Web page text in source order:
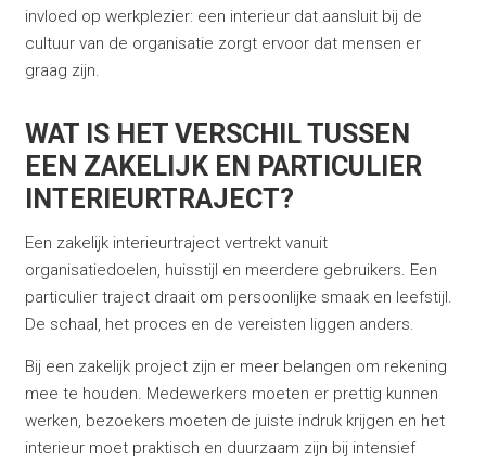
invloed op werkplezier: een interieur dat aansluit bij de
cultuur van de organisatie zorgt ervoor dat mensen er
graag zijn.
WAT IS HET VERSCHIL TUSSEN
EEN ZAKELIJK EN PARTICULIER
INTERIEURTRAJECT?
Een zakelijk interieurtraject vertrekt vanuit
organisatiedoelen, huisstijl en meerdere gebruikers. Een
particulier traject draait om persoonlijke smaak en leefstijl.
De schaal, het proces en de vereisten liggen anders.
Bij een zakelijk project zijn er meer belangen om rekening
mee te houden. Medewerkers moeten er prettig kunnen
werken, bezoekers moeten de juiste indruk krijgen en het
interieur moet praktisch en duurzaam zijn bij intensief